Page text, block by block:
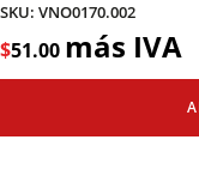
SKU: VNO0170.002
$51.00 más IVA